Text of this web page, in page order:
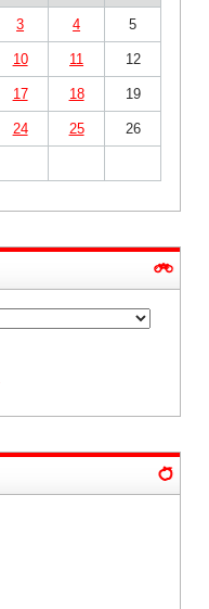
3 4 5
10 11 12
17 18 19
24 25 26